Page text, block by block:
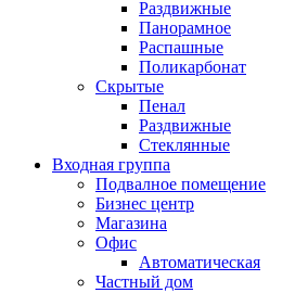
Раздвижные
Панорамное
Распашные
Поликарбонат
Скрытые
Пенал
Раздвижные
Стеклянные
Входная группа
Подвалное помещение
Бизнес центр
Магазина
Офис
Автоматическая
Частный дом